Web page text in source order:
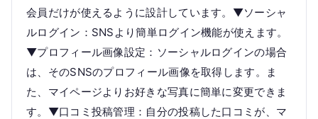
会員だけが使えるように設計しています。▼ソーシャ
ルログイン：SNSより簡単ログイン機能が使えます。
▼プロフィール画像設定：ソーシャルログインの場合
は、そのSNSのプロフィール画像を取得します。ま
た、マイページよりお好きな写真に簡単に変更できま
す。▼口コミ投稿管理：自分の投稿した口コミが、マ